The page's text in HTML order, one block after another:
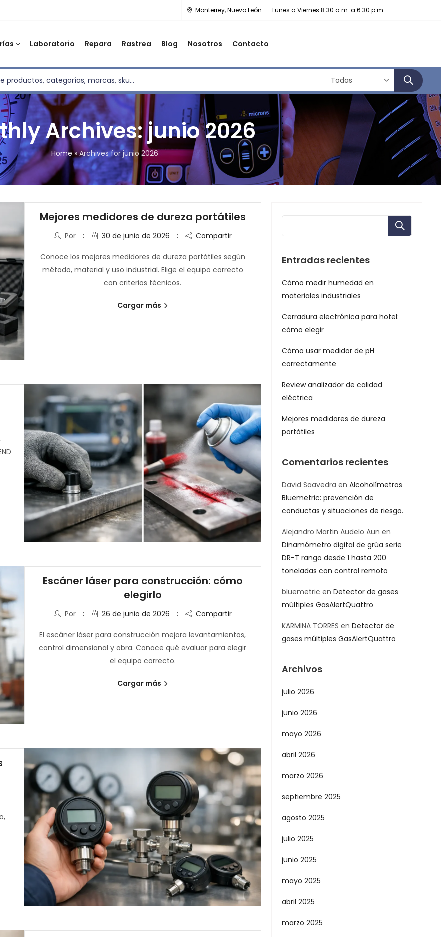
Monterrey, Nuevo León Lunes a Viernes 8:30 a.m. a 6:30 p.m.
Laboratorio Repara Rastrea Blog Nosotros Contacto
Archives: junio 2026
Home»Archives for junio 2026
Mejores medidores de dureza portátiles
Por 30 de junio de 2026 Compartir
Conoce los mejores medidores de dureza portátiles según
método, material y uso industrial. Elige el equipo correcto
con criterios técnicos.
Cargar más
Escáner láser para construcción: cómo
elegirlo
Por 26 de junio de 2026 Compartir
El escáner láser para construcción mejora levantamientos,
control dimensional y obra. Conoce qué evaluar para elegir
el equipo correcto.
Cargar más
Entradas recientes
Cómo medir humedad en
materiales industriales
Cerradura electrónica para hotel:
cómo elegir
Cómo usar medidor de pH
correctamente
Review analizador de calidad
eléctrica
Mejores medidores de dureza
portátiles
Comentarios recientes
David Saavedra en Alcoholímetros
Bluemetric: prevención de
conductas y situaciones de riesgo.
Alejandro Martin Audelo Aun en
Dinamómetro digital de grúa serie
DR-T rango desde 1 hasta 200
toneladas con control remoto
bluemetric en Detector de gases
múltiples GasAlertQuattro
KARMINA TORRES en Detector de
gases múltiples GasAlertQuattro
Archivos
julio 2026
junio 2026
mayo 2026
abril 2026
marzo 2026
septiembre 2025
agosto 2025
julio 2025
junio 2025
mayo 2025
abril 2025
marzo 2025